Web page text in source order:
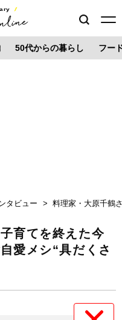
50代からの暮らし フー
タビュー 料理家・大原千鶴
育てを終えた今
愛メシ“具だくさ